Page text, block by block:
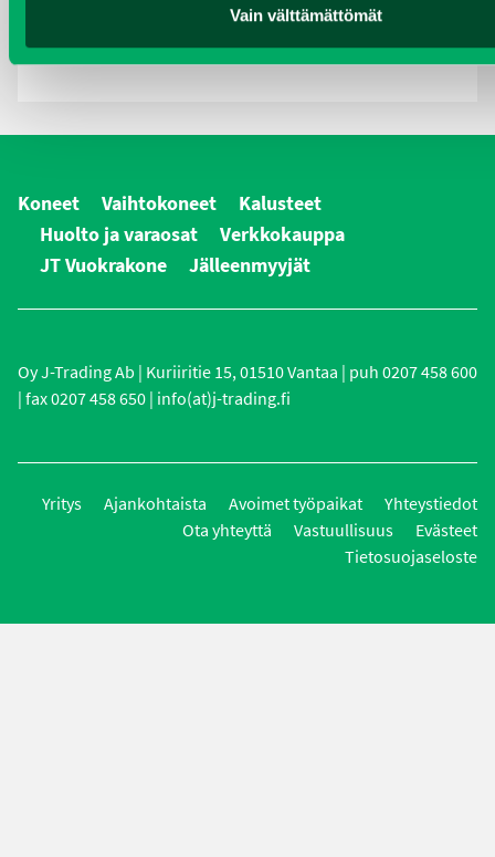
Vain välttämättömät
Koneet Vaihtokoneet
Kalusteet
Huolto ja varaosat
Verkkokauppa
JT Vuokrakone
Jälleenmyyjät
Oy J-Trading Ab | Kuriiritie 15, 01510 Vantaa | puh 0207 458 600
| fax 0207 458 650 | info(at)j-trading.fi
Yritys Ajankohtaista Avoimet työpaikat
Yhteystiedot
Ota yhteyttä
Vastuullisuus
Evästeet
Tietosuojaseloste